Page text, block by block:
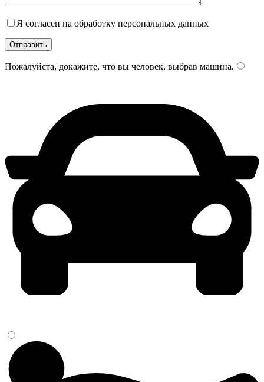
Я согласен на обработку персональных данных
Пожалуйста, докажите, что вы человек, выбрав машина.